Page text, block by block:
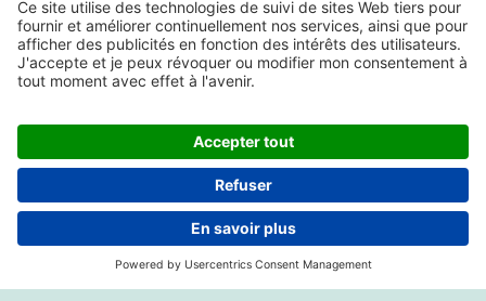
CGV avec informations aux clients
Déclaration de confidentialité
Accessibilité